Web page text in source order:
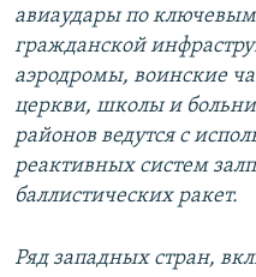
авиаудары по
гражданской
аэродромы, воинские
церкви, школы и
районов ведутся с
реактивных систем
баллистических ракет.
Ряд западных стран,